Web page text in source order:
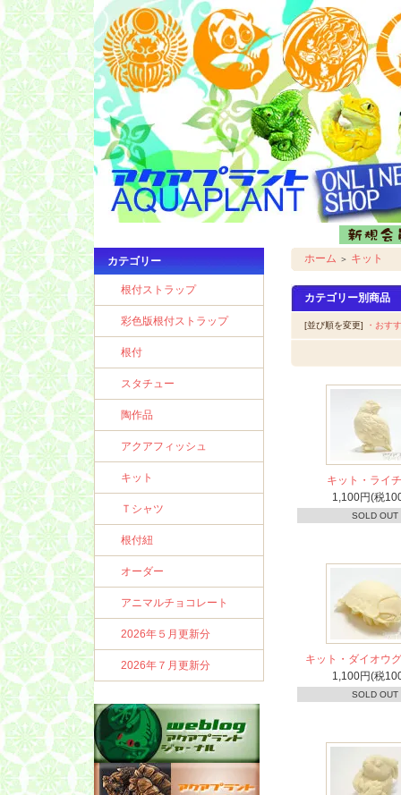
カテゴリー
根付ストラップ
彩色版根付ストラップ
根付
スタチュー
陶作品
アクアフィッシュ
キット
Ｔシャツ
根付紐
オーダー
アニマルチョコレート
2026年５月更新分
2026年７月更新分
ホーム ＞ キット
カテゴリー別商品
[並び順を変更] ・おす
キット・ライ
1,100円(税
SOLD OUT
キット・ダイオウ
1,100円(税
SOLD OUT